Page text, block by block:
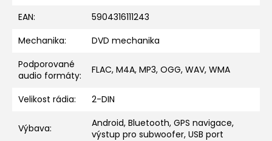
EAN:
5904316111243
Mechanika:
DVD mechanika
Podporované
audio formáty: FLAC, M4A, MP3, OGG, WAV, WMA
Velikost rádia: 2-DIN
Výbava:
Android, Bluetooth, GPS navigace,
výstup pro subwoofer, USB port